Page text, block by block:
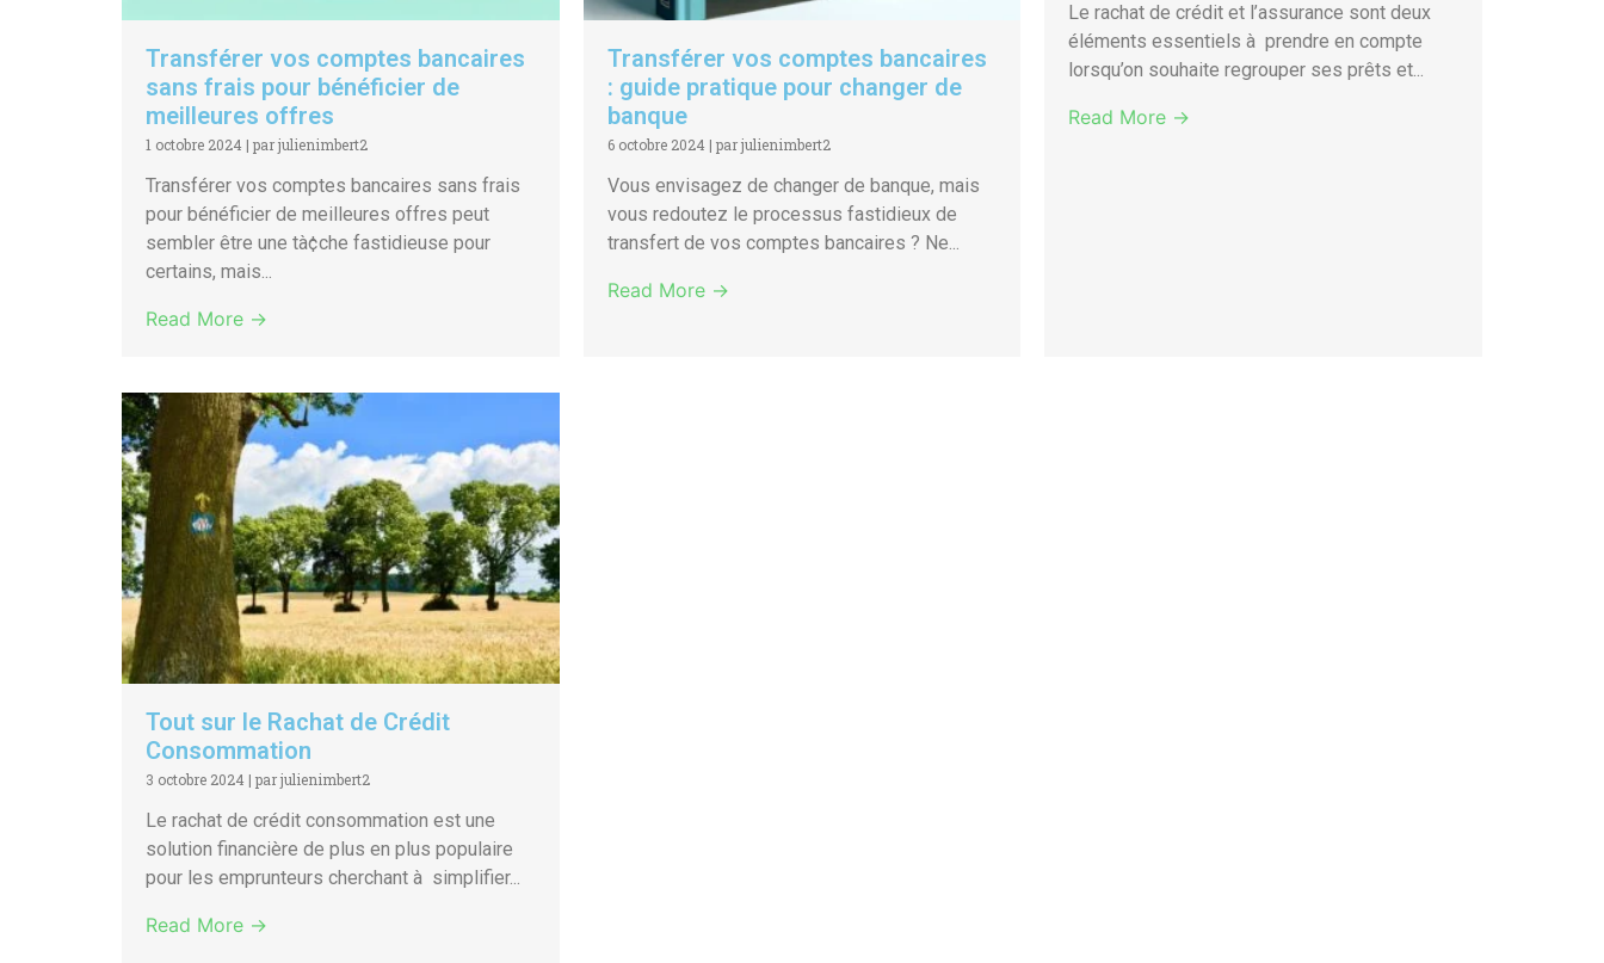
Transférer vos comptes bancaires
sans frais pour bénéficier de
meilleures offres
1 octobre 2024 | par julienimbert2
Transférer vos comptes bancaires sans frais
pour bénéficier de meilleures offres peut
sembler être une tà¢che fastidieuse pour
certains, mais...
Read More →
Transférer vos comptes bancaires
: guide pratique pour changer de
banque
6 octobre 2024 | par julienimbert2
Vous envisagez de changer de banque, mais
vous redoutez le processus fastidieux de
transfert de vos comptes bancaires ? Ne...
Read More →
Le rachat de crédit et l’assurance sont deux
éléments essentiels à prendre en compte
lorsqu’on souhaite regrouper ses prêts et...
Read More →
Tout sur le Rachat de Crédit
Consommation
3 octobre 2024 | par julienimbert2
Le rachat de crédit consommation est une
solution financière de plus en plus populaire
pour les emprunteurs cherchant à simplifier...
Read More →